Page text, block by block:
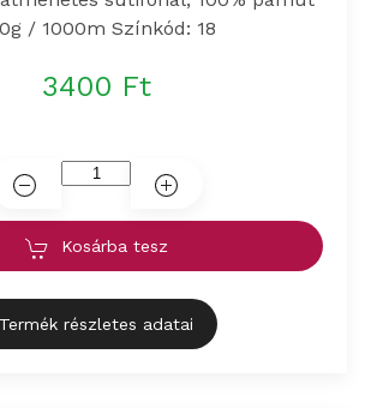
/ 1000m Színkód: 18
3400 Ft
Kosárba tesz
Termék részletes adatai